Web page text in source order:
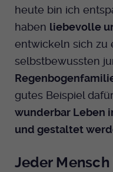
heute bin ich
haben liebevolle
entwickeln sich zu
selbstbewussten
gutes Beispiel
wunderbar Leben
und gestaltet
Jeder